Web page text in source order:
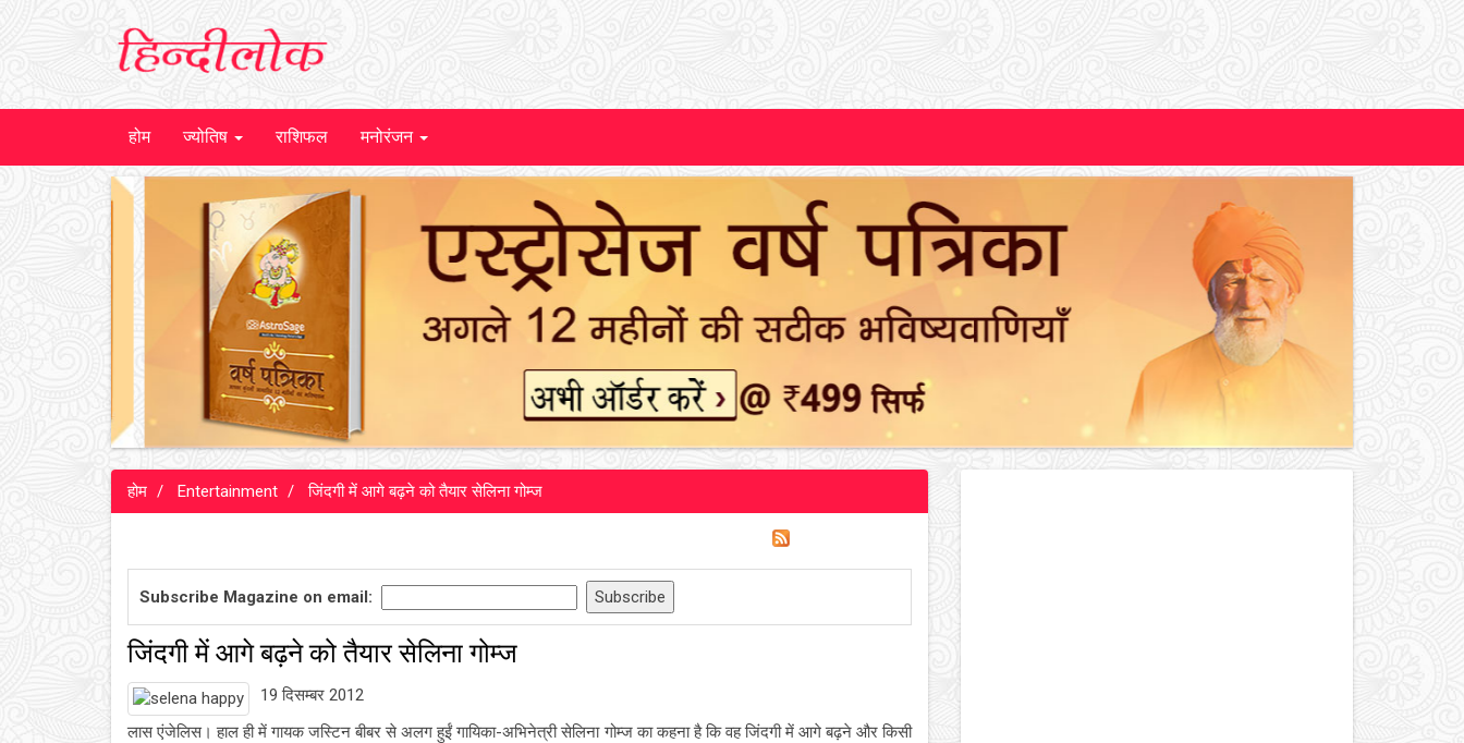
होम ज्योतिष राशिफल मनोरंजन
होम Entertainment जिंदगी में आगे बढ़ने को तैयार सेलिना गोम्ज
Subscribe Magazine on email:
जिंदगी में आगे बढ़ने को तैयार सेलिना गोम्ज
19 दिसम्बर 2012
लास एंजेलिस। हाल ही में गायक जस्टिन बीबर से अलग हुईं गायिका-अभिनेत्री सेलिना गोम्ज का कहना है कि वह जिंदगी में आगे बढ़ने और किसी